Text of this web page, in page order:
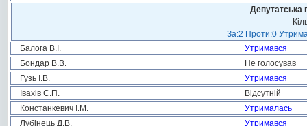
Депутатська
За:2 Проти:0
Балога В.І.
Утримався
Бондар В.В.
Не голосував
Гузь І.В.
Утримався
Івахів С.П.
Відсутній
Констанкевич І.М.
Утрималась
Лубінець Д.В.
Утримався